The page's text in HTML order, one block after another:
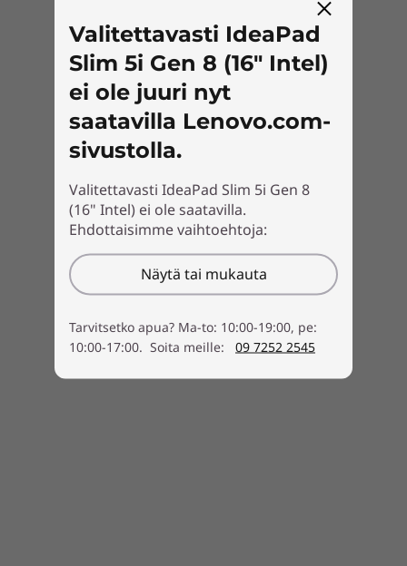
Valitettavasti IdeaPad
Slim 5i Gen 8 (16" Intel)
ei ole juuri nyt
saatavilla Lenovo.com-
sivustolla.
Valitettavasti IdeaPad Slim 5i Gen 8
(16" Intel) ei ole saatavilla.
Ehdottaisimme vaihtoehtoja:
Näytä tai mukauta
Tarvitsetko apua? Ma-to: 10:00-19:00, pe:
10:00-17:00. Soita meille:
09 7252 2545